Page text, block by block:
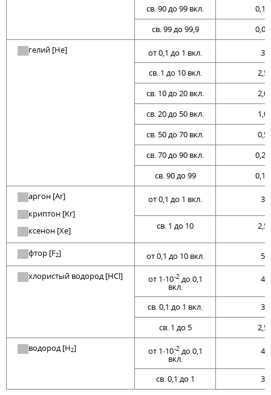
св. 90 до 99 вкл.
0,10
св. 99 до 99,9
0,03
гелий [He]
от 0,1 до 1 вкл.
3
св. 1 до 10 вкл.
2,5
св. 10 до 20 вкл.
2,0
св. 20 до 50 вкл.
1,0
св. 50 до 70 вкл.
0,5
св. 70 до 90 вкл.
0,25
св. 90 до 99
0,10
аргон [Ar]
криптон [Kr]
ксенон [Xe]
от 0,1 до 1 вкл. 3
св. 1 до 10 2,5
фтор [F2] от 0,1 до 10 вкл.
5
хлористый водород [HCl]
от 1·10-2до 0,1
вкл.
4
св. 0,1 до 1 вкл.
3
св. 1 до 5
2,5
водород [H2] от 1·10-2до 0,1
вкл.
4
св. 0,1 до 1 3